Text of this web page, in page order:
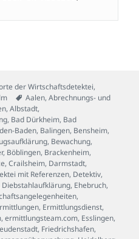
der Wirtschaftsdetektei,
Schlagwörter
Aalen,Abrechnungs- und
,Albstadt,
, Bad Dürkheim, Bad
Baden, Balingen, Bensheim,
, Bewachung,
, Böblingen, Brackenheim,
,Crailsheim, Darmstadt,
mit Referenzen, Detektiv,
Diebstahlaufklärung, Ehebruch,
,
, Ermittlungsdienst,
,ermittlungsteam.com, Esslingen,
, Friedrichshafen,